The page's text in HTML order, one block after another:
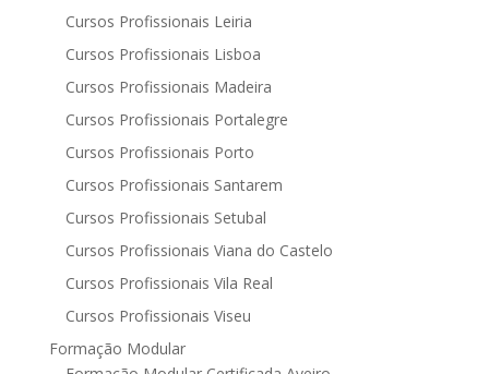
Cursos Profissionais Leiria
Cursos Profissionais Lisboa
Cursos Profissionais Madeira
Cursos Profissionais Portalegre
Cursos Profissionais Porto
Cursos Profissionais Santarem
Cursos Profissionais Setubal
Cursos Profissionais Viana do Castelo
Cursos Profissionais Vila Real
Cursos Profissionais Viseu
Formação Modular